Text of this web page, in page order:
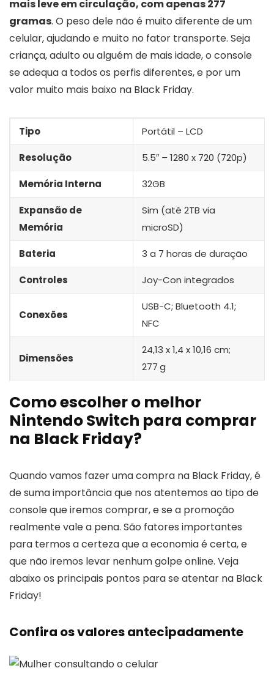
mais leve em circulação, com apenas 277
gramas. O peso dele não é muito diferente de um
celular, ajudando e muito no fator transporte. Seja
criança, adulto ou alguém de mais idade, o console
se adequa a todos os perfis diferentes, e por um
valor muito mais baixo na Black Friday.
Tipo Portátil – LCD
Resolução 5.5″ – 1280 x 720 (720p)
Memória Interna 32GB
Expansão de
Memória
Sim (até 2TB via
microSD)
Bateria 3 a 7 horas de duração
Controles Joy-Con integrados
Conexões
USB-C; Bluetooth 4.1;
NFC
Dimensões
24,13 x 1,4 x 10,16 cm;
277g
Como escolher o melhor
Nintendo Switch para comprar
na Black Friday?
Quando vamos fazer uma compra na Black Friday, é
de suma importância que nos atentemos ao tipo de
console que iremos comprar, e se a promoção
realmente vale a pena. São fatores importantes
para termos a certeza que a economia é certa, e
que não iremos levar nenhum golpe online. Veja
abaixo os principais pontos para se atentar na Black
Friday!
Confira os valores antecipadamente